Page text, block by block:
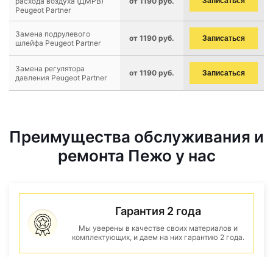
Peugeot Partner
Замена подрулевого
шлейфа Peugeot Partner
от 1190 руб. Записаться
Замена регулятора
давления Peugeot Partner
от 1190 руб. Записаться
Преимущества обслуживания и
ремонта Пежо у нас
Гарантия 2 года
Мы уверены в качестве своих материалов и
комплектующих, и даем на них гарантию 2 года.